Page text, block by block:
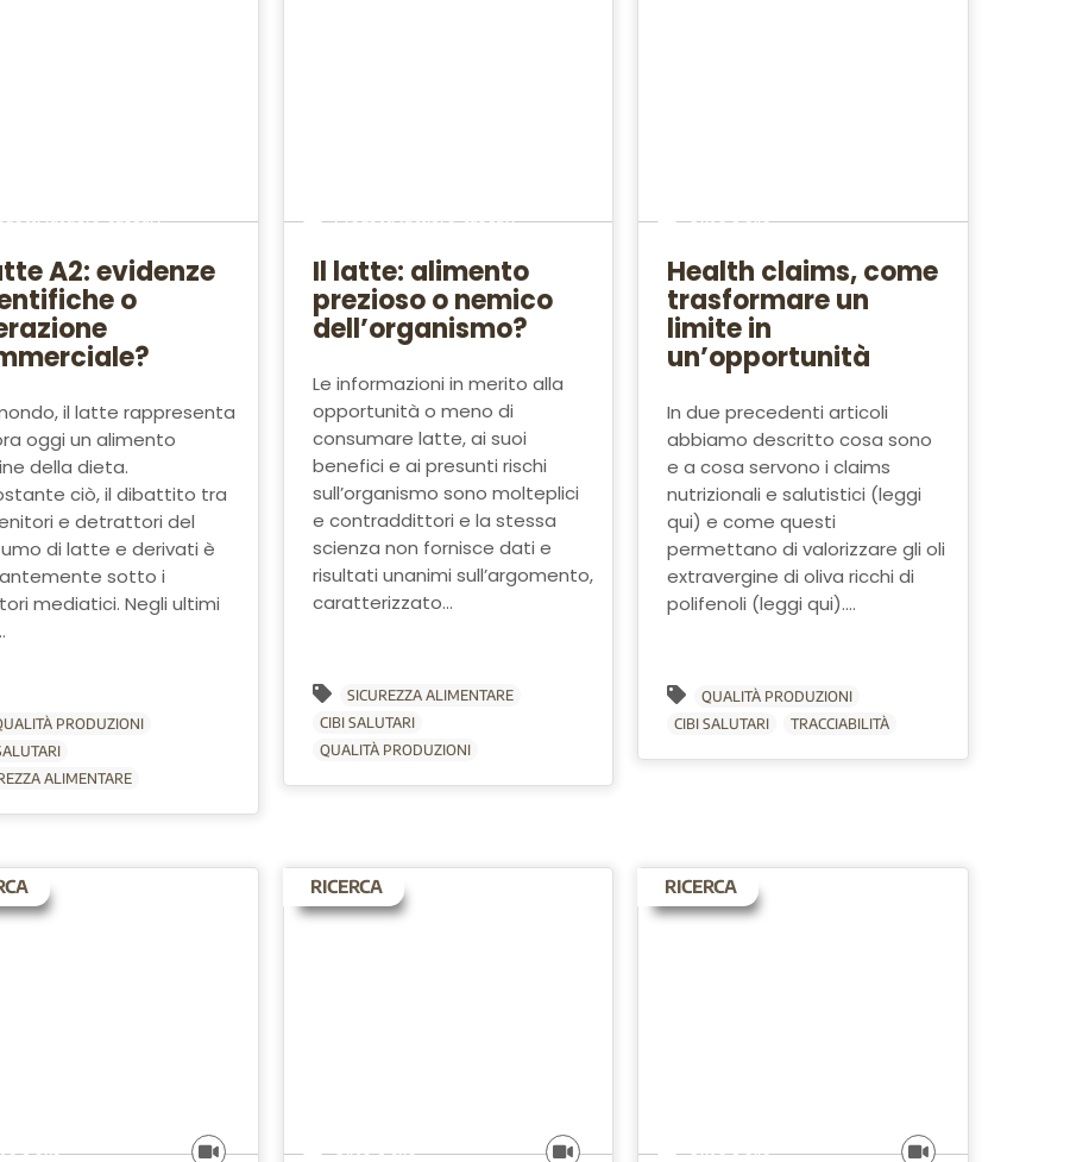
A2: evidenze
o
il latte rappresenta
oggi un alimento
della dieta.
ciò, il dibattito tra
e detrattori del
di latte e derivati è
sotto i
mediatici. Negli ultimi
PRODUZIONI
ALIMENTARE
Il latte: alimento
prezioso o nemico
dell’organismo?
Le informazioni in merito alla
opportunità o meno di
consumare latte, ai suoi
benefici e ai presunti rischi
sull’organismo sono molteplici
e contraddittori e la stessa
scienza non fornisce dati e
risultati unanimi sull’argomento,
caratterizzato...
SICUREZZA ALIMENTARE
CIBI SALUTARI
QUALITÀ PRODUZIONI
Health claims, come
trasformare un
limite in
un’opportunità
In due precedenti articoli
abbiamo descritto cosa sono
e a cosa servono i claims
nutrizionali e salutistici (leggi
qui) e come questi
permettano di valorizzare gli oli
extravergine di oliva ricchi di
polifenoli (leggi qui)....
QUALITÀ PRODUZIONI
CIBI SALUTARI
TRACCIABILITÀ
RICERCA RICERCA